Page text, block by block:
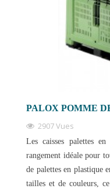
PALOX POMME
2907 Vues
Les caisses palettes
rangement idéale pour
de palettes en plastique
tailles et de couleurs,